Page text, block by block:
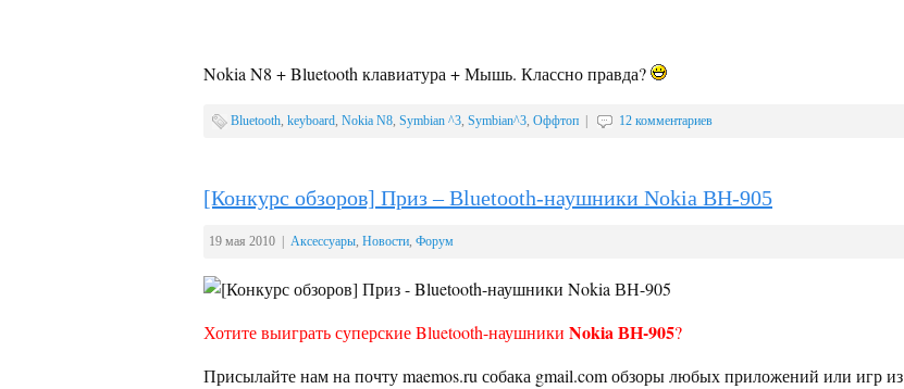
Nokia N8 + Bluetooth клавиатура + Мышь. Классно правда?
Bluetooth, keyboard, Nokia N8, Symbian ^3, Symbian^3, Оффтоп 12 комментариев
[Конкурс обзоров] Приз – Bluetooth-наушники Nokia ВН-905
19 мая 2010 | Аксессуары, Новости, Форум
Хотите выиграть суперские Bluetooth-наушники Nokia ВН-905?
Присылайте нам на почту maemos.ru собака gmail.com обзоры любых приложений или игр из